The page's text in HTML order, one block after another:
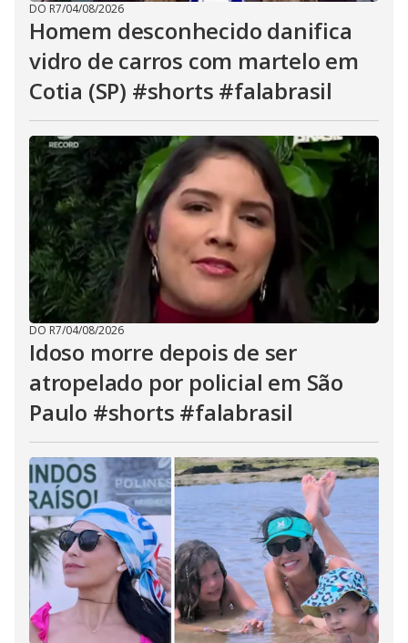
DO R7/04/08/2026
Homem desconhecido danifica
vidro de carros com martelo em
Cotia (SP) #shorts #falabrasil
DO R7/04/08/2026
Idoso morre depois de ser
atropelado por policial em São
Paulo #shorts #falabrasil